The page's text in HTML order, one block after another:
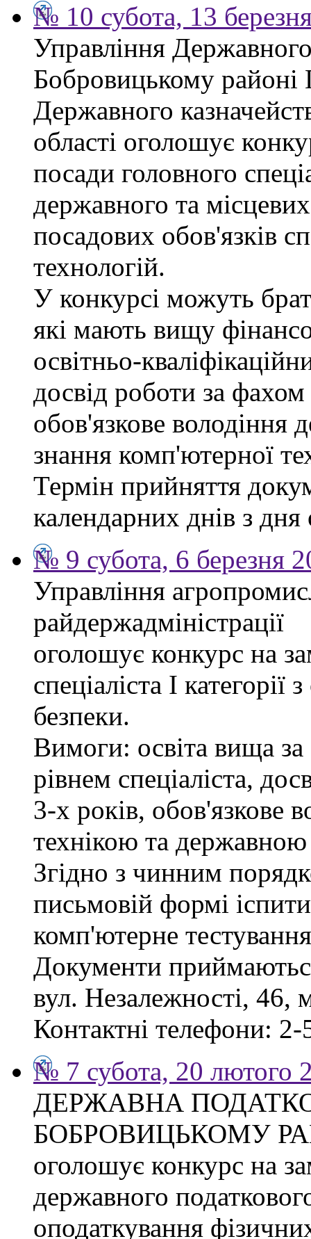
№ 10 субота, 13
Управління
Бобровицькому районі
Державного
області оголошує
посади головного
державного та
посадових обов'язків
технологій.
У конкурсі можуть
які мають вищу
освітньо-
досвід роботи за
обов'язкове
знання комп'ютерної
Термін прийняття
календарних днів з
№ 9 субота, 6 березня
Управління
райдержадміністрації
оголошує конкурс на
спеціаліста І
безпеки.
Вимоги: освіта вища за
рівнем спеціаліста,
3-х років, обов'язкове
технікою та
Згідно з чинним
письмовій формі
комп'ютерне
Документи
вул. Незалежності, 46,
Контактні телефони:
№ 7 субота, 20 лютого
ДЕРЖАВНА
БОБРОВИЦЬКОМУ
оголошує конкурс на
державного
оподаткування